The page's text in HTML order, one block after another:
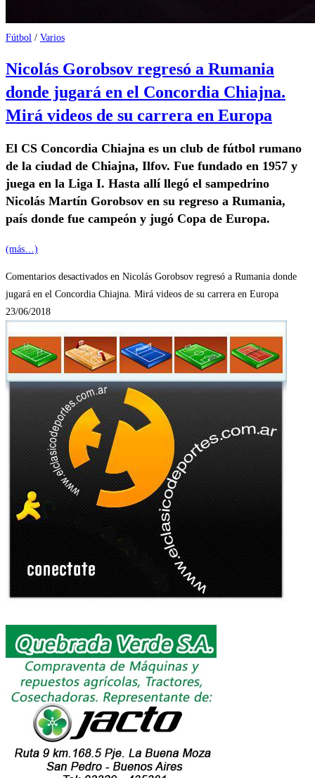
Fútbol / Varios
Nicolás Gorobsov regresó a Rumania
donde jugará en el Concordia Chiajna.
Mirá videos de su carrera en Europa
El CS Concordia Chiajna es un club de fútbol rumano
de la ciudad de Chiajna, Ilfov. Fue fundado en 1957 y
juega en la Liga I. Hasta allí llegó el sampedrino
Nicolás Martín Gorobsov en su regreso a Rumania,
país donde fue campeón y jugó Copa de Europa.
(más…)
Comentarios desactivados en Nicolás Gorobsov regresó a Rumania donde
jugará en el Concordia Chiajna. Mirá videos de su carrera en Europa
23/06/2018